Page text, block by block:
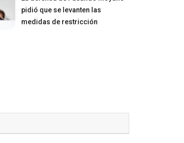
pidió que se levanten las
medidas de restricción